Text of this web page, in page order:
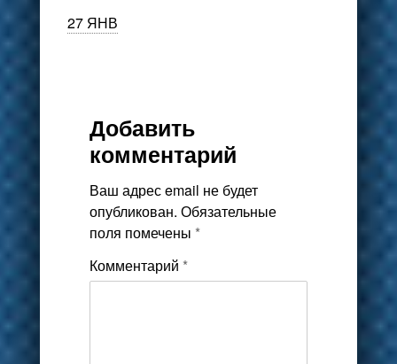
27 ЯНВ
Добавить
комментарий
Ваш адрес email не будет
опубликован. Обязательные
поля помечены *
Комментарий *